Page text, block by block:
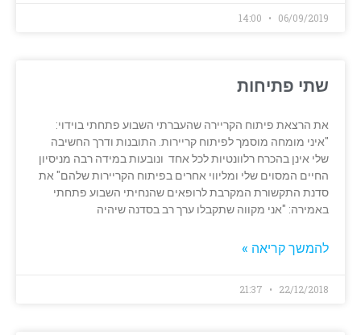
06/09/2019
שתי פתיחות
את הרצאת פיתוח הקריירה שהעברתי השבוע פתחתי בוידוי:
"איני מומחה מוסמך לפיתוח קריירות. התובנות ודרך החשיבה
שלי אינן בהכרח רלוונטיות לכל אחד ונובעות במידה רבה מניסיון
החיים המסוים שלי ומליווי אחרים בפיתוח הקריירות שלהם" את
סדנת התקשורת המקרבת לרופאים שהנחיתי השבוע פתחתי
באמירה: "אני מקווה שתקבלו ערך רב בסדנה שיהיה
להמשך קריאה »
22/12/2018